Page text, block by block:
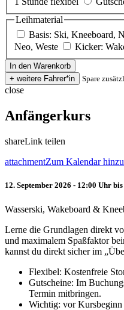
Leihmaterial
Basis: Ski, Kneeboard,
Neo, Weste
Kicker:
Spare
close
Anfängerkurs
shareLink teilen
attachmentZum Kalendar
12. September 2026 - 12:00 Uhr
Wasserski, Wakeboard &
Lerne die Grundlagen direkt
und maximalem Spaßfaktor
kannst du direkt sicher im
Flexibel: Kostenfreie
Gutscheine: Im
Termin mitbringen.
Wichtig: vor Kursbeginn